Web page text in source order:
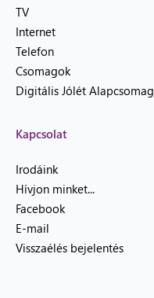
TV
Internet
Telefon
Csomagok
Digitális Jólét Alapcsomag
Kapcsolat
Irodáink
Hívjon minket...
Facebook
E-mail
Visszaélés bejelentés